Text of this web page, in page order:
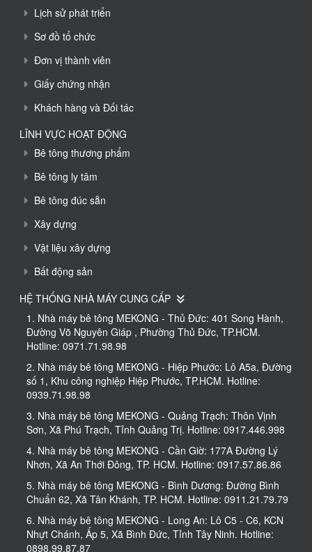
Lịch sử phát triển
Sơ đồ tổ chức
Đơn vị thành viên
Giấy chứng nhận
Khách hàng và Đối tác
LĨNH VỰC HOẠT ĐỘNG
Bê tông thương phẩm
Bê tông ly tâm
Bê tông đúc sẵn
Xây dựng
Vật liệu xây dựng
Bất động sản
HỆ THỐNG NHÀ MÁY CUNG CẤP
1. Nhà máy bê tông MEKONG - Thủ Đức: 401 Song Hành,
Đường Võ Nguyên Giáp , Phường Thủ Đức, TP.HCM.
Hotline: 0971.71.98.98
2. Nhà máy bê tông MEKONG - Hiệp Phước: Lô A5a, Đường
số 1, Khu công nghiệp Hiệp Phước, TP.HCM. Hotline:
0939.71.98.98
3. Nhà máy bê tông MEKONG - Quảng Trạch: Thôn Vịnh
Sơn, Xã Phú Trạch, Tỉnh Quảng Trị. Hotline: 0917.446.998
4. Nhà máy bê tông MEKONG - Cần Giờ: 177A Đường Lý
Nhơn, Xã An Thới Đông, TP. HCM. Hotline: 0917.57.86.86
5. Nhà máy bê tông MEKONG - Bình Dương: Đường Bình
Chuẩn 62, Xã Tân Khánh, TP. HCM. Hotline: 0911.21.79.79
6. Nhà máy bê tông MEKONG - Long An: Lô C5 - C6, KCN
Nhựt Chánh, Ấp 5, Xã Bình Đức, Tỉnh Tây Ninh. Hotline:
0898.99.87.87